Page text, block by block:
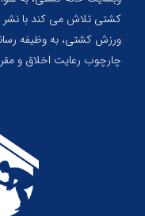
کشتی تلاش می کند با نشر
ورزش کشتی، به وظیفه
چارچوب رعایت اخلاق و